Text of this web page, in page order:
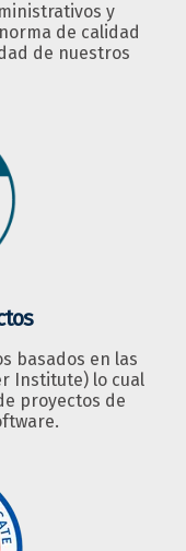
y
de calidad
de nuestros
basados en las
Institute) lo cual
proyectos de